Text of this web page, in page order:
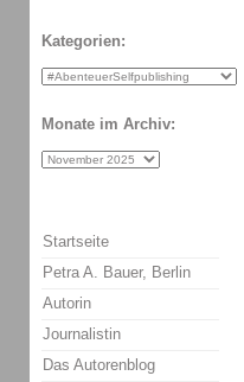
Kategorien:
Monate im Archiv:
Startseite
Petra A. Bauer, Berlin
Autorin
Journalistin
Das Autorenblog